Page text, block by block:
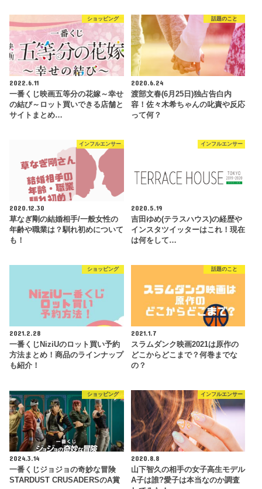
ショッピング
2022.6.11
一番くじ映画五等分の花嫁～幸せ
の結び～ロット買いできる店舗と
サイトまとめ…
話題のこと
2020.6.24
渡部文春(6月25日)独占告白内
容！佐々木希ちゃんの叱責や反応
って何？
インフルエンサー
2020.12.30
草なぎ剛の結婚相手/一般女性の
年齢や職業は？馴れ初めについて
も！
インフルエンサー
2020.5.19
吉田ゆめ(テラスハウス)の経歴や
インスタツイッターはこれ！現在
は何をして…
ショッピング
2021.2.28
一番くじNiziUのロット買い予約
方法まとめ！商品のラインナップ
も紹介！
話題のこと
2021.1.7
スラムダンク映画2021は原作の
どこからどこまで？何巻までな
の？
ショッピング
2024.3.14
一番くじジョジョの奇妙な冒険
STARDUST CRUSADERSのA賞
インフルエンサー
2020.8.8
山下智久の相手の女子高生モデル
A子は誰?愛子は本当なのか調査